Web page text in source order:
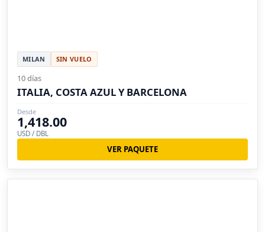
MILAN SIN VUELO
10 días
ITALIA, COSTA AZUL Y BARCELONA
Desde
1,418.00
USD / DBL
VER PAQUETE